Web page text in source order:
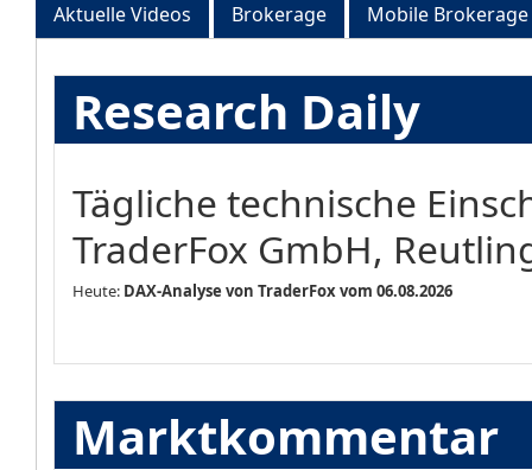
Aktuelle Videos Brokerage Mobile Brokerage
Research Daily
Tägliche technische
TraderFox GmbH,
Heute: DAX-Analyse von TraderFox vom 06.08.2026
Marktkommentar